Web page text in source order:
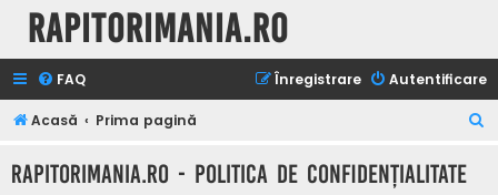
Rapitorimania.ro
FAQ Autentificare
Înregistrare
Acasă Prima pagină
Rapitorimania.ro - Politica de confidenţialitate